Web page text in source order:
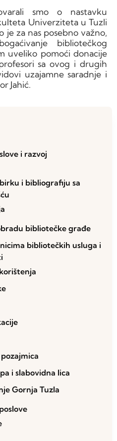
smo o nastavku
Univerziteta u Tuzli
je za nas posebno važno,
bibliotečkog
uveliko pomoći donacije
sa ovog i drugih
uzajamne saradnje i
Jahić.
i razvoj
i bibliografiju sa
bibliotečke građe
bibliotečkih usluga i
i slabovidna lica
Gornja Tuzla